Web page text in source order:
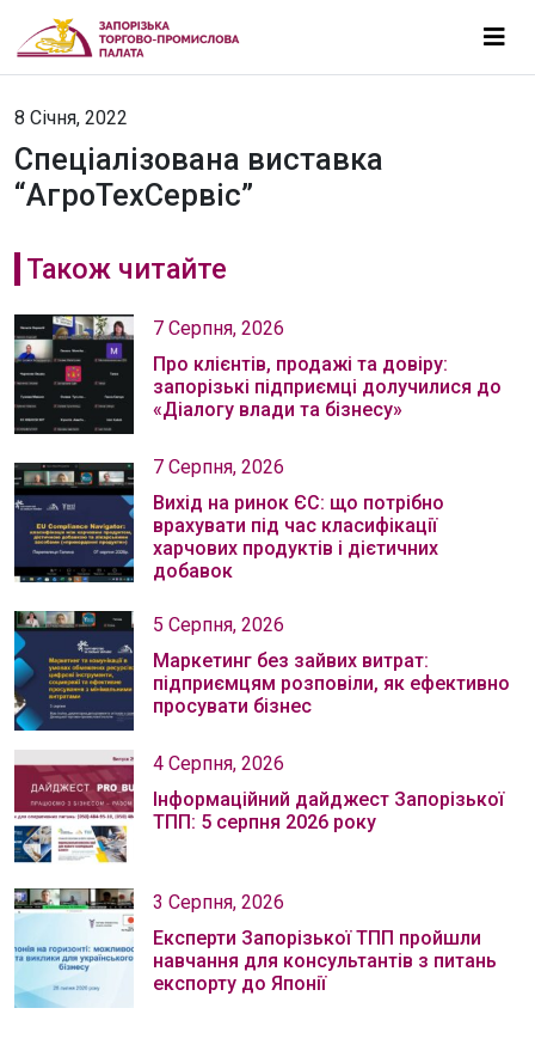
8 Січня, 2022
Спеціалізована виставка
“АгроТехСервіс”
Також читайте
7 Серпня, 2026
Про клієнтів, продажі та довіру:
запорізькі підприємці долучилися до
«Діалогу влади та бізнесу»
7 Серпня, 2026
Вихід на ринок ЄС: що потрібно
врахувати під час класифікації
харчових продуктів і дієтичних
добавок
5 Серпня, 2026
Маркетинг без зайвих витрат:
підприємцям розповіли, як ефективно
просувати бізнес
4 Серпня, 2026
Інформаційний дайджест Запорізької
ТПП: 5 серпня 2026 року
3 Серпня, 2026
Експерти Запорізької ТПП пройшли
навчання для консультантів з питань
експорту до Японії